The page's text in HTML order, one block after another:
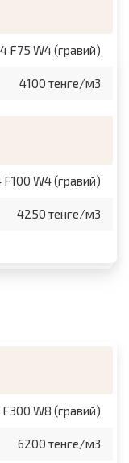
F75 W4 (гравий)
4100 тенге/м3
W4 (гравий)
4250 тенге/м3
W8 (гравий)
6200 тенге/м3